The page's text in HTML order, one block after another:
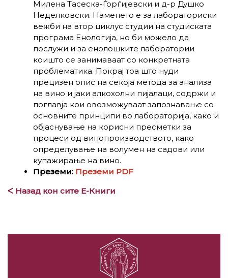
Милена Тасеска-Ѓорѓијевски и д-р Душко
Неделковски. Наменето е за лабораториски
вежби на втор циклус студии на студиската
програма Енологија, но би можело да
послужи и за енолошките лаборатории
коишто се занимаваат со конкретната
проблематика. Покрај тоа што нуди
прецизен опис на секоја метода за анализа
на вино и јаки алкохолни пијалаци, содржи и
поглавја кои овозможуваат запознавање со
основните принципи во лабораторија, како и
објаснување на корисни пресметки за
процеси од винопроизводството, како
определување на волумен на садови или
купажирање на вино.
Преземи: Преземи PDF
ᐸ Назад кон сите Е-Книги